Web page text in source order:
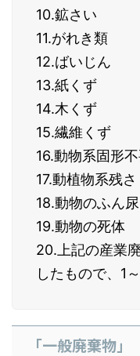
10.鉱さい
11.がれき類
12.ばいじん
13.紙くず
14.木くず
15.繊維くず
16.動物系固形
17.動植物系残さ
18.動物のふん尿
19.動物の死体
20.上記の産業
したもので、1
「一般廃棄物」